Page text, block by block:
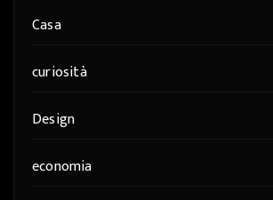
Casa
curiosità
Design
economia